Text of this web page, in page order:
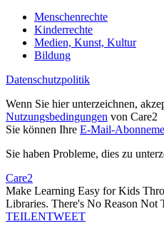
Menschenrechte
Kinderrechte
Medien, Kunst, Kultur
Bildung
Datenschutzpolitik
Wenn Sie hier unterzeichnen,
Nutzungsbedingungen von Care2
Sie können Ihre E-Mail-
Sie haben Probleme, dies zu
Care2
Make Learning Easy for Kids
Libraries. There's No Reason Not
TEILENTWEET